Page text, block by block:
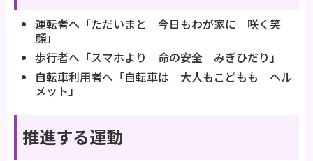
運転者へ「ただいまと 今日もわが家に 咲く笑
顔」
歩行者へ「スマホより 命の安全 みぎひだり」
自転車利用者へ「自転車は 大人もこどもも ヘル
メット」
推進する運動